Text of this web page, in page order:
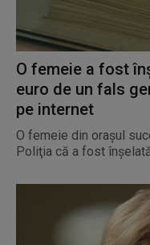
O femeie a fost
euro de un fals
pe internet
O femeie din oraşul
Poliţia că a fost